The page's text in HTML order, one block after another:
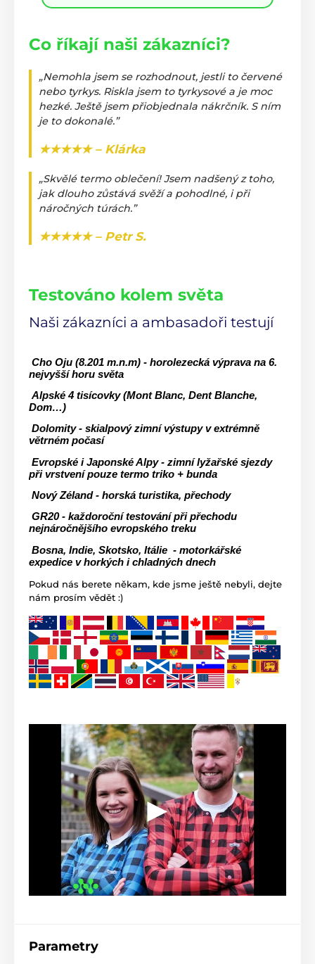
Co říkají naši zákazníci?
„Nemohla jsem se rozhodnout, jestli to červené
nebo tyrkys. Riskla jsem to tyrkysové a je moc
hezké. Ještě jsem přiobjednala nákrčník. S ním
je to dokonalé.”
★★★★★ – Klárka
„Skvělé termo oblečení! Jsem nadšený z toho,
jak dlouho zůstává svěží a pohodlné, i při
náročných túrách.”
★★★★★ – Petr S.
Testováno kolem světa
Naši zákazníci a ambasadoři testují
nejvyšší horu světa
Dom…)
větrném počasí
při vrstvení pouze termo triko + bunda
Nový Zéland - horská turistika, přechody
nejnáročnějšího evropského treku
expedice v horkých i chladných dnech
Pokud nás berete někam, kde jsme ještě nebyli, dejte
nám prosím vědět :)
Parametry